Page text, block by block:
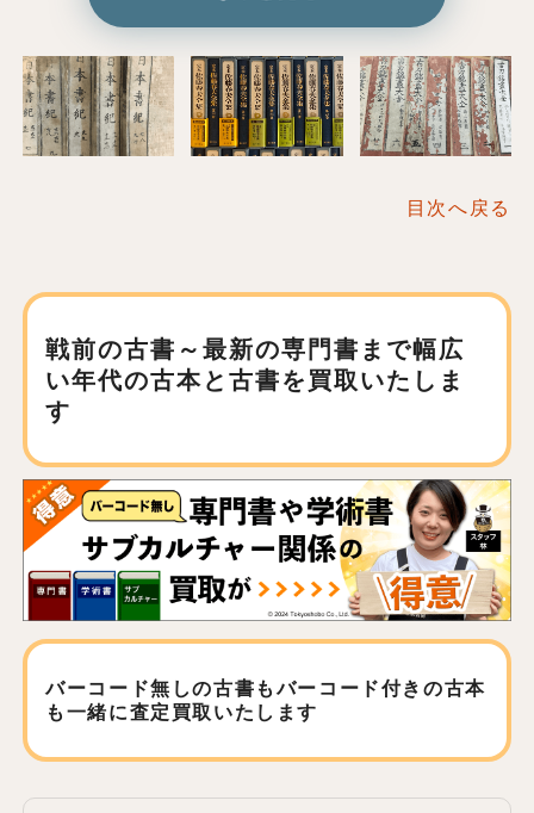
目次へ戻る
戦前の古書～最新の専門書まで幅広
い年代の古本と古書を買取いたしま
す
バーコード無しの古書もバーコード付きの古本
も 一緒に査定買取いたします